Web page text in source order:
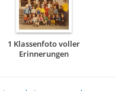
1 Klassenfoto voller
Erinnerungen